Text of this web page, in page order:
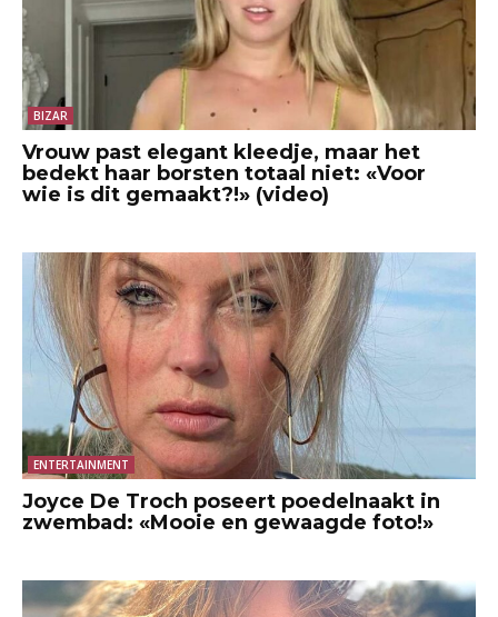
BIZAR
Vrouw past elegant kleedje, maar het
bedekt haar borsten totaal niet: «Voor
wie is dit gemaakt?!» (video)
ENTERTAINMENT
Joyce De Troch poseert poedelnaakt in
zwembad: «Mooie en gewaagde foto!»